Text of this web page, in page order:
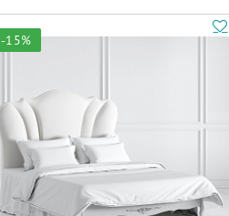
-15%